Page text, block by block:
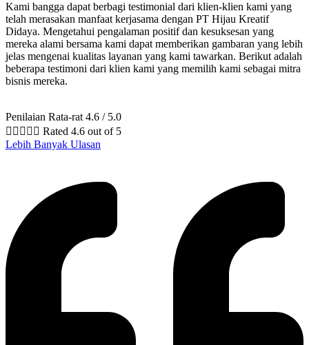
Kami bangga dapat berbagi testimonial dari klien-klien kami yang
telah merasakan manfaat kerjasama dengan PT Hijau Kreatif
Didaya. Mengetahui pengalaman positif dan kesuksesan yang
mereka alami bersama kami dapat memberikan gambaran yang lebih
jelas mengenai kualitas layanan yang kami tawarkan. Berikut adalah
beberapa testimoni dari klien kami yang memilih kami sebagai mitra
bisnis mereka.
Penilaian Rata-rat 4.6 / 5.0
     Rated 4.6 out of 5
Lebih Banyak Ulasan